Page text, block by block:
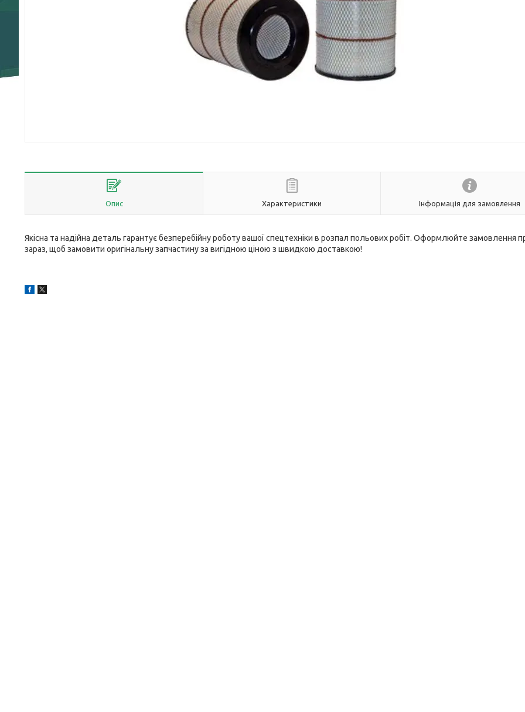
Опис Характеристики Інформація для замовлення
Якісна та надійна деталь гарантує безперебійну роботу вашої спецтехніки в розпал польових робіт. Оформлюйте замовлення
зараз, щоб замовити оригінальну запчастину за вигідною ціною з швидкою доставкою!